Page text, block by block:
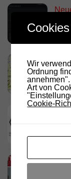
Link
23.
Cookies
Wir
Ordnung
Art von
Cookie-